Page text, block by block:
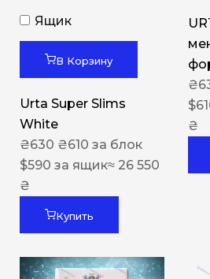
Ящик
В Корзину
Urta Super Slims
White
₴630 ₴610 за блок
$590 за ящик≈ 26 550
₴
Купить
₴
$
₴